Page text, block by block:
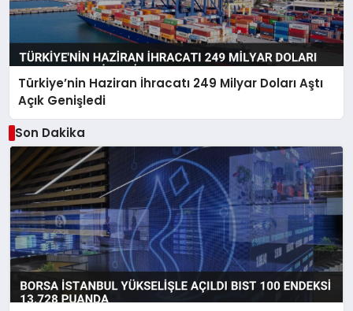
Türkiye’nin Haziran İhracatı 249 Milyar Doları Aştı
Açık Genişledi
Son Dakika